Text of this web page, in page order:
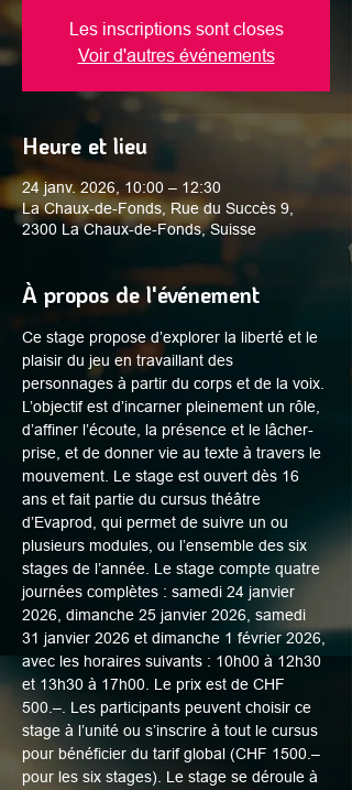
Les inscriptions sont closes
Voir d'autres événements
Heure et lieu
24 janv. 2026, 10:00 – 12:30
La Chaux-de-Fonds, Rue du Succès 9,
2300 La Chaux-de-Fonds, Suisse
À propos de l'événement
Ce stage propose d’explorer la liberté et le
plaisir du jeu en travaillant des
personnages à partir du corps et de la voix.
L’objectif est d’incarner pleinement un rôle,
d’affiner l’écoute, la présence et le lâcher-
prise, et de donner vie au texte à travers le
mouvement. Le stage est ouvert dès 16
ans et fait partie du cursus théâtre
d’Evaprod, qui permet de suivre un ou
plusieurs modules, ou l’ensemble des six
stages de l’année. Le stage compte quatre
journées complètes : samedi 24 janvier
2026, dimanche 25 janvier 2026, samedi
31 janvier 2026 et dimanche 1 février 2026,
avec les horaires suivants : 10h00 à 12h30
et 13h30 à 17h00. Le prix est de CHF
500.–. Les participants peuvent choisir ce
stage à l’unité ou s’inscrire à tout le cursus
pour bénéficier du tarif global (CHF 1500.–
pour les six stages). Le stage se déroule à